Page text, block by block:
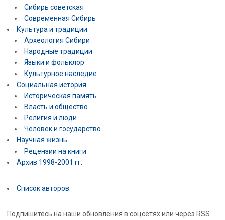
Сибирь советская
Современная Сибирь
Культура и традиции
Археология Сибири
Народные традиции
Языки и фольклор
Культурное наследие
Социальная история
Историческая память
Власть и общество
Религия и люди
Человек и государство
Научная жизнь
Рецензии на книги
Архив 1998-2001 гг.
Список авторов
Подпишитесь на наши обновления в соцсетях или через RSS.